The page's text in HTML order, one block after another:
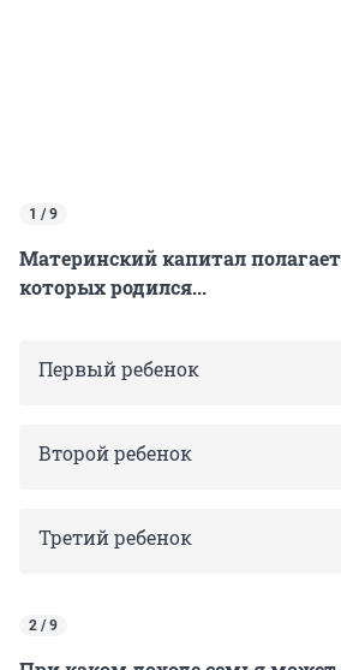
1 / 9
Материнский капитал
которых родился...
Первый ребенок
Второй ребенок
Третий ребенок
2 / 9